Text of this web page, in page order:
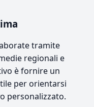
tramite
regionali e
è fornire un
per orientarsi
personalizzato.